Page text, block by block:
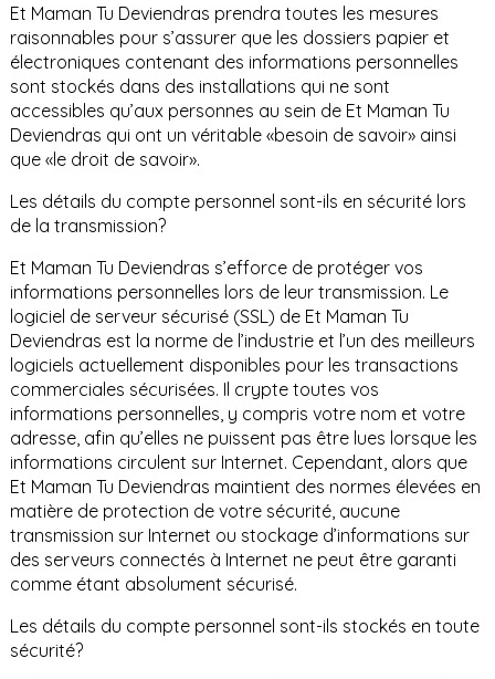
Et Maman Tu Deviendras prendra toutes les mesures
raisonnables pour s’assurer que les dossiers papier et
électroniques contenant des informations personnelles
sont stockés dans des installations qui ne sont
accessibles qu’aux personnes au sein de Et Maman Tu
Deviendras qui ont un véritable «besoin de savoir» ainsi
que «le droit de savoir».
Les détails du compte personnel sont-ils en sécurité lors
de la transmission?
Et Maman Tu Deviendras s’efforce de protéger vos
informations personnelles lors de leur transmission. Le
logiciel de serveur sécurisé (SSL) de Et Maman Tu
Deviendras est la norme de l’industrie et l’un des meilleurs
logiciels actuellement disponibles pour les transactions
commerciales sécurisées. Il crypte toutes vos
informations personnelles, y compris votre nom et votre
adresse, afin qu’elles ne puissent pas être lues lorsque les
informations circulent sur Internet. Cependant, alors que
Et Maman Tu Deviendras maintient des normes élevées en
matière de protection de votre sécurité, aucune
transmission sur Internet ou stockage d’informations sur
des serveurs connectés à Internet ne peut être garanti
comme étant absolument sécurisé.
Les détails du compte personnel sont-ils stockés en toute
sécurité?